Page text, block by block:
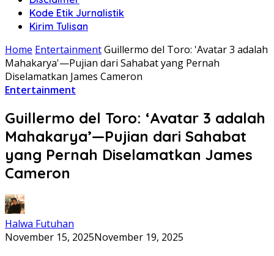
Kode Etik Jurnalistik
Kirim Tulisan
Home EntertainmentGuillermo del Toro: 'Avatar 3 adalah
Mahakarya'—Pujian dari Sahabat yang Pernah
Diselamatkan James Cameron
Entertainment
Guillermo del Toro: ‘Avatar 3 adalah
Mahakarya’—Pujian dari Sahabat
yang Pernah Diselamatkan James
Cameron
Halwa Futuhan
November 15, 2025November 19, 2025